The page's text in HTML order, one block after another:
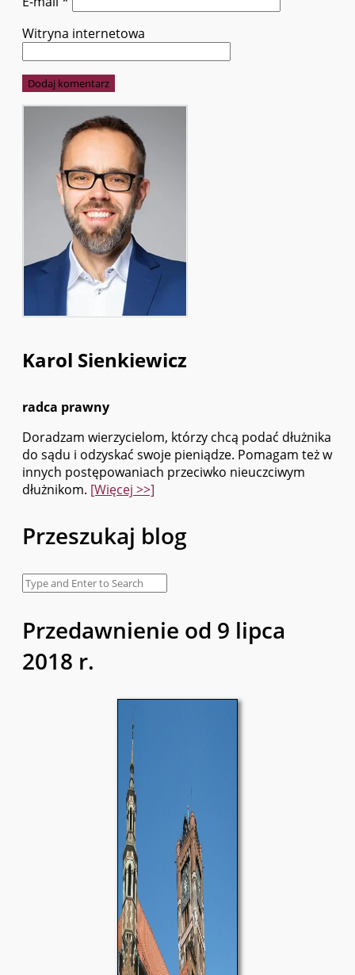
Witryna internetowa
Karol Sienkiewicz
radca prawny
Doradzam wierzycielom, którzy chcą podać dłużnika
do sądu i odzyskać swoje pieniądze. Pomagam też w
innych postępowaniach przeciwko nieuczciwym
dłużnikom. [Więcej >>]
Przeszukaj blog
Przedawnienie od 9 lipca
2018 r.